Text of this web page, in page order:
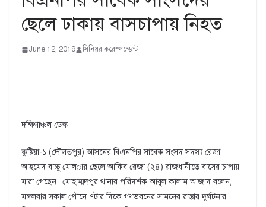
ছেলে ঢাকায় বাসচাপায় নিহত
June 12, 2019 সিনিয়র করেস্পন্ডেন্ট
দক্ষিণাঞ্চল ডেস্ক
কুষ্টিয়া-১ (দৌলতপুর) আসনের বিএনপির সাবেক সংসদ সদস্য রেজা
আহমেদ বাচ্চু মোল­ার ছেলে আকিব রেজা (২৪) রাজধানীতে বাসের চাপায়
মারা গেছেন। মোহাম্মদপুর থানার পরিদর্শক আবুল কালাম আজাদ বলেন,
মঙ্গলবার সকাল পৌনে ৭টার দিকে গণভবনের সামনের রাস্তায় দুর্ঘটনার